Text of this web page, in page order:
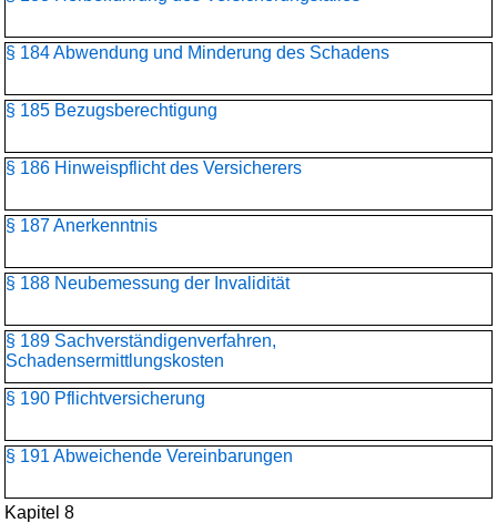
§ 184 Abwendung und Minderung des Schadens
§ 185 Bezugsberechtigung
§ 186 Hinweispflicht des Versicherers
§ 187 Anerkenntnis
§ 188 Neubemessung der Invalidität
§ 189 Sachverständigenverfahren,
Schadensermittlungskosten
§ 190 Pflichtversicherung
§ 191 Abweichende Vereinbarungen
Kapitel 8